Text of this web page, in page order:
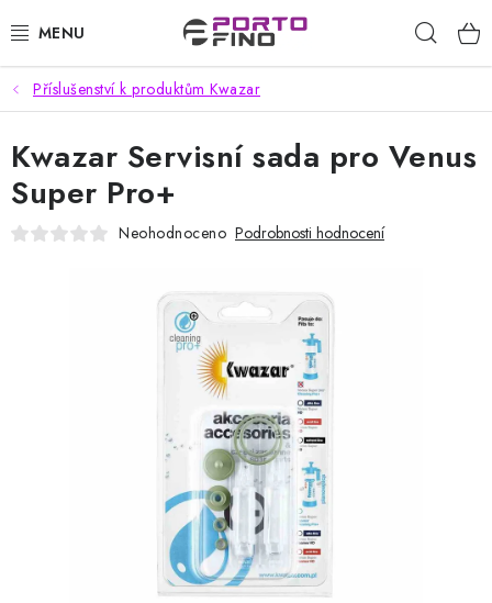
na
CHEMIE A PÉČE O VOZIDLA
PŘÍSLUŠENSTVÍ A ND K AUTOMYČKÁM
VYSOKOTLAKÉ A ČISTÍCÍ STROJE
DOMÁCNOST A ZAHRADA
CHEMIE - BEZKONTAKTNÍ MYČKY
HODNOCENÍ OBCHODU
Jak nakupovat O nás
Kontakty
Podmínky ochrany osobních údajů
Příslušenství k produktům Kwazar
Kwazar Servisní sada pro Venus
Super Pro+
Neohodnoceno Podrobnosti hodnocení